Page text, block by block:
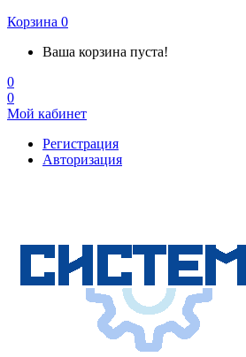
Корзина 0
Ваша корзина пуста!
0
0
Мой кабинет
Регистрация
Авторизация